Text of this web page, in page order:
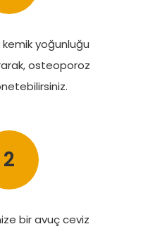
yoğunluğu
osteoporoz
2
bir avuç ceviz